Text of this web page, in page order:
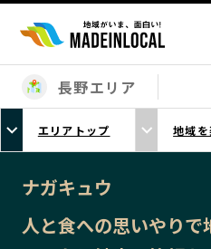
エリアから探す
北海道エリア
岩手エリア
福島エリア
長野エリア
エリアトップ 地域
ナガキュウ
人と食への思いやり